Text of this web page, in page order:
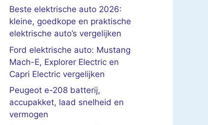
Beste elektrische auto 2026:
kleine, goedkope en praktische
elektrische auto’s vergelijken
Ford elektrische auto: Mustang
Mach-E, Explorer Electric en
Capri Electric vergelijken
Peugeot e-208 batterij,
accupakket, laad snelheid en
vermogen